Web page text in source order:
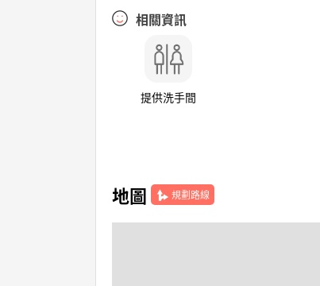
相關資訊
提供洗手間
地圖 規劃路線